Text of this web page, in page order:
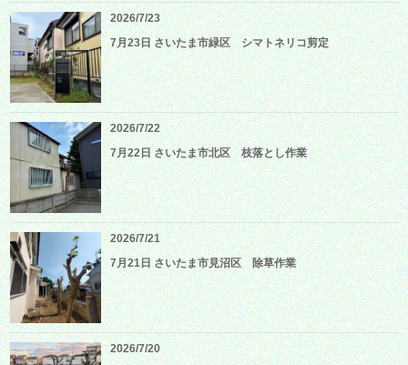
2026/7/23
7月23日 さいたま市緑区 シマトネリコ剪定
2026/7/22
7月22日 さいたま市北区 枝落とし作業
2026/7/21
7月21日 さいたま市見沼区 除草作業
2026/7/20